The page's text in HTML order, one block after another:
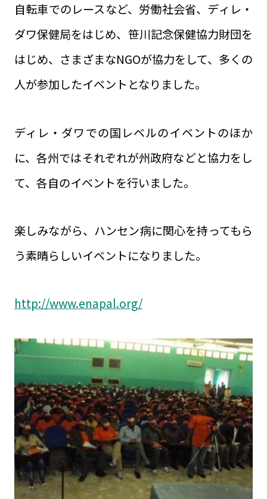
自転車でのレースなど、労働社会省、ディレ・
ダワ保健局をはじめ、笹川記念保健協力財団を
はじめ、さまざまなNGOが協力をして、多くの
人が参加したイベントとなりました。
ディレ・ダワでの国レベルのイベントのほか
に、各州ではそれぞれが州政府などと協力をし
て、各自のイベントを行いました。
楽しみながら、ハンセン病に関心を持ってもら
う素晴らしいイベントになりました。
http://www.enapal.org/